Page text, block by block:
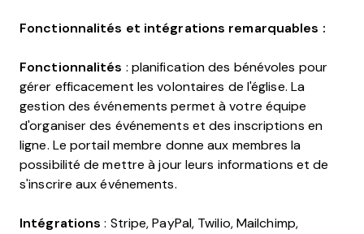
Fonctionnalités et intégrations remarquables :
Fonctionnalités : planification des bénévoles pour
gérer efficacement les volontaires de l'église. La
gestion des événements permet à votre équipe
d'organiser des événements et des inscriptions en
ligne. Le portail membre donne aux membres la
possibilité de mettre à jour leurs informations et de
s'inscrire aux événements.
Intégrations : Stripe, PayPal, Twilio, Mailchimp,